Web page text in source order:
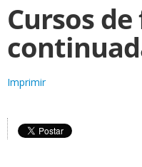
Cursos
Imprimir